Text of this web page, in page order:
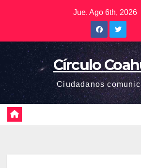
Jue. Ago 6th, 2026
Círculo
Ciudadanos